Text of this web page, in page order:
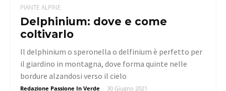
PIANTE ALPINE
Delphinium: dove e come
coltivarlo
Redazione Passione In Verde - 30 Giugno 2021
Il delphinium o speronella o delfinium è perfetto per
il giardino in montagna, dove forma quinte nelle
bordure alzandosi verso il cielo